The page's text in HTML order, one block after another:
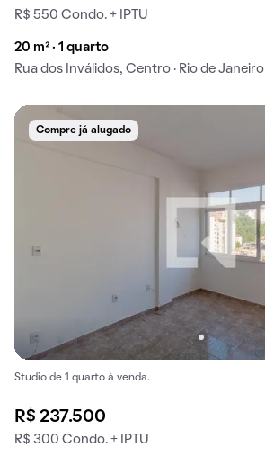
R$ 550 Condo. + IPTU
20 m² · 1 quarto
Rua dos Inválidos, Centro · Rio de Janeiro
Compre já alugado
Studio de 1 quarto à venda.
R$ 237.500
R$ 300 Condo. + IPTU